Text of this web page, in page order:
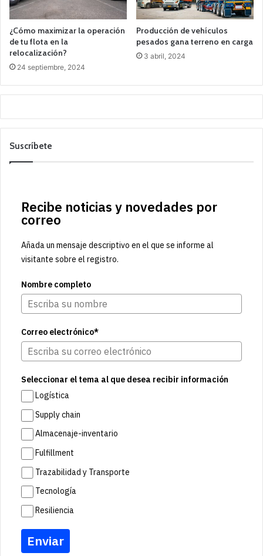
¿Cómo maximizar la operación
de tu flota en la
relocalización?
24 septiembre, 2024
Producción de vehículos
pesados gana terreno en carga
3 abril, 2024
Suscríbete
Recibe noticias y novedades por
correo
Añada un mensaje descriptivo en el que se informe al
visitante sobre el registro.
Nombre completo
Correo electrónico*
Seleccionar el tema al que desea recibir información
Logística
Supply chain
Almacenaje-inventario
Fulfillment
Trazabilidad y Transporte
Tecnología
Resiliencia
Enviar